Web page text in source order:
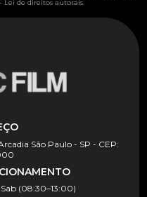
Lei de direitos autorais.
São Paulo - SP - CEP:
Sab (08:30–13:00)